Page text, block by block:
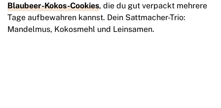
Blaubeer-Kokos-Cookies, die du gut verpackt mehrere
Tage aufbewahren kannst. Dein Sattmacher-Trio:
Mandelmus, Kokosmehl und Leinsamen.